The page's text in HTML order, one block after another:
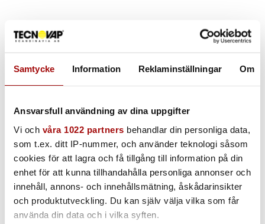
Samtycke Information Reklaminställningar Om
Ansvarsfull användning av dina uppgifter
Vi och våra 1022 partners behandlar din personliga data,
som t.ex. ditt IP-nummer, och använder teknologi såsom
cookies för att lagra och få tillgång till information på din
enhet för att kunna tillhandahålla personliga annonser och
innehåll, annons- och innehållsmätning, åskådarinsikter
och produktutveckling. Du kan själv välja vilka som får
använda din data och i vilka syften.
Höghöjdsstädning inomhus, höghöjdsstädning utomhus och
SpaceVac | Höghöjdsstädning i explosionsfarlig
atmosfär
SpaceVac | Höghöjdsstädning för inomhus bruk